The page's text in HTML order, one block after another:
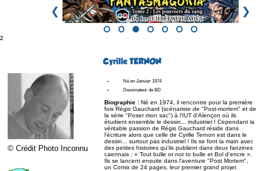
❮ ❯
²
Cyrille TERNON
© Crédit Photo Inconnu
Né en Janvier 1974
Dessinateur de BD
Biographie : Né en 1974, il rencontre pour la première
fois Régis Gauchard (scénariste de "Post-mortem" et de
la série "Poser mon sac") à l'IUT d'Alençon où ils
étudient ensemble le dessin... industriel ! Cependant la
véritable passion de Régis Gauchard réside dans
l'écriture alors que celle de Cyrille Ternon est dans le
dessin... surtout pas industriel ! Ils se font la main avec
des petites histoires qu'ils publient dans deux fanzines
caennais : « Tout bulle or not to bulle et Bol d'encre ».
Ils se lancent ensuite dans l'aventure "Post Mortem",
un Comix de 24 pages, leur premier grand projet